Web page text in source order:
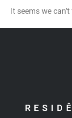
It seems we